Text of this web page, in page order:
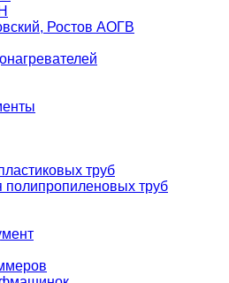
Ростов АОГВ
труб
полипропиленовых труб